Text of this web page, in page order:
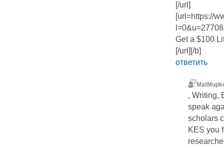
[/url]
[url=https://
Get a $100
[/url][/b]
ответить
, Writing,
speak
scholars
KES you